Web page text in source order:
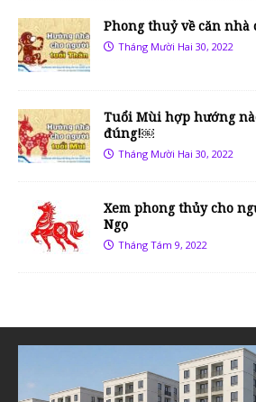
Phong thuỷ về căn
Tháng Mười Hai 30, 2022
Tuổi Mùi hợp hướng
đúng!￼
Tháng Mười Hai 30, 2022
Xem phong thủy cho
Ngọ
Tháng Tám 9, 2022